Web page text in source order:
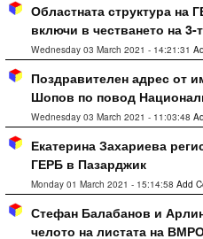
Областната структура на
включи в честването на 3-
Wednesday 03 March 2021 - 14:21:31
Поздравителен адрес от
Шопов по повод
Wednesday 03 March 2021 - 11:03:48
Екатерина Захариева
ГЕРБ в Пазарджик
Monday 01 March 2021 - 15:14:58 Add
Стефан Балабанов и
челото на листата на